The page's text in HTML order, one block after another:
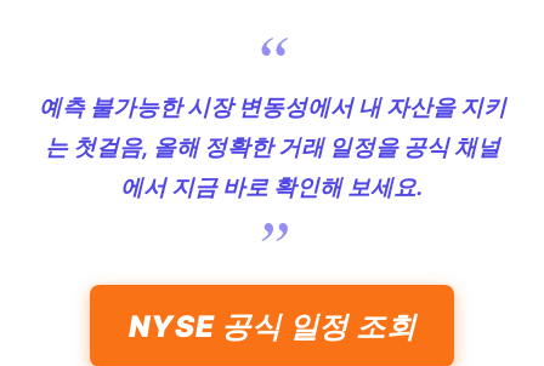
예측 불가능한 시장 변동성에서 내 자산을 지키
는 첫걸음, 올해 정확한 거래 일정을 공식 채널
에서 지금 바로 확인해 보세요.
NYSE 공식 일정 조회